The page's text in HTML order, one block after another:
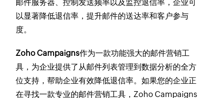
邮件服务器、控制发送频率以及监控退信率，企业可
以显著降低退信率，提升邮件的送达率和客户参与
度。
Zoho Campaigns作为一款功能强大的邮件营销工
具，为企业提供了从邮件列表管理到数据分析的全方
位支持，帮助企业有效降低退信率。如果您的企业正
在寻找一款专业的邮件营销工具，Zoho Campaigns